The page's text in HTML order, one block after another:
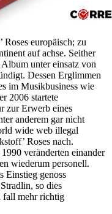
europäisch; zu
auf achse. Seither
unter einsatz von
Dessen Erglimmen
im Musikbusiness wie
2006 startete
zur Erwerb eines
anderem gar nicht
wide web illegal
Roses nach.
veränderten einander
wiederum personell.
Einstieg genoss
so dies
fall mehr richtig